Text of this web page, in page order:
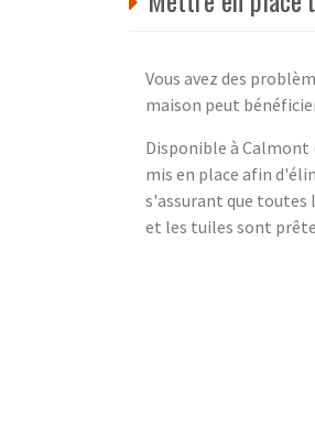
Vous avez des
maison peut
Disponible à
mis en place afin
s'assurant que toutes
et les tuiles sont